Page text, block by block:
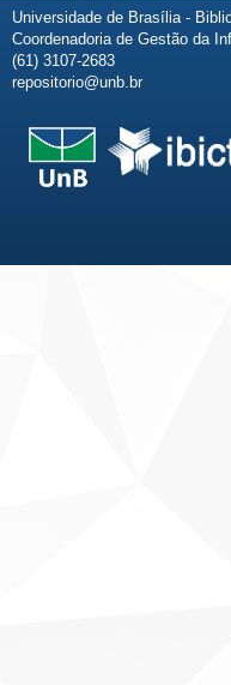
Universidade de Brasília -
Coordenadoria de Gestão da
(61) 3107-2683
repositorio@unb.br